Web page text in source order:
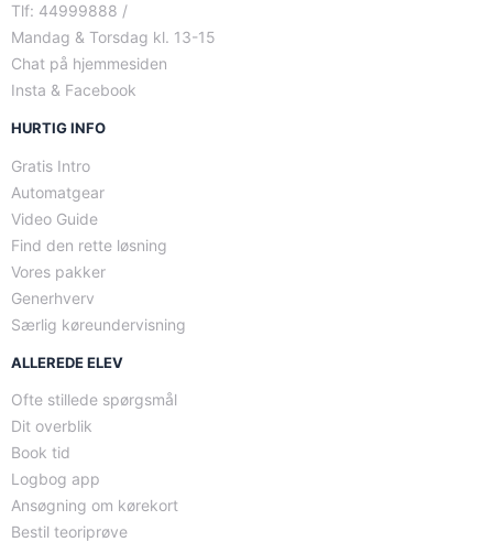
Tlf: 44999888 /
Mandag & Torsdag kl. 13-15
Chat på hjemmesiden
Insta & Facebook
HURTIG INFO
Gratis Intro
Automatgear
Video Guide
Find den rette løsning
Vores pakker
Generhverv
Særlig køreundervisning
ALLEREDE ELEV
Ofte stillede spørgsmål
Dit overblik
Book tid
Logbog app
Ansøgning om kørekort
Bestil teoriprøve